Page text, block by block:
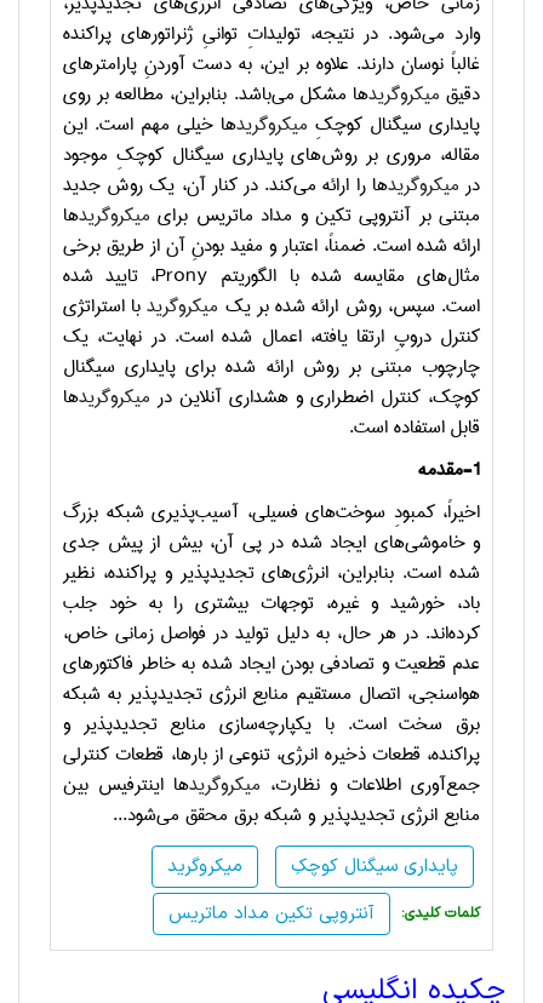
وارد می‌شود. در نتیجه، تولیداتِ توانیِ ژنراتورهای پراکنده
غالباً نوسان دارند. علاوه بر این، به دست آوردنِ پارامترهای
دقیق میکروگریدها مشکل می‌باشد. بنابراین، مطالعه بر روی
پایداری سیگنال کوچکِ میکروگریدها خیلی مهم است. این
مقاله، مروری بر روش‌های پایداری سیگنال کوچکِ موجود
درمیکروگریدها را ارائه می‌کند. در کنار آن، یک روش جدید
مبتنی بر آنتروپی تکین و مداد ماتریس برای میکروگریدها
ارائه شده است. ضمناً، اعتبار و مفید بودنِ آن از طریق برخی
مثال‌‌های مقایسه شده با الگوریتم Prony، تایید شده
است. سپس، روش ارائه شده بر یک میکروگریدبا استراتژی
کنترل دروپِ ارتقا یافته، اعمال شده است. در نهایت، یک
چارچوب مبتنی بر روش ارائه شده برای پایداری سیگنال
کوچک، کنترل اضطراری و هشداری آنلاین در میکروگریدها
قابل استفاده است.
1- مقدمه
اخیراً، کمبودِ سوخت‌های فسیلی، آسیب‌پذیری شبکه‌ بزرگ
و خاموشی‌های ایجاد شده در پی آن، بیش از پیش جدی
شده است. بنابراین، انرژی‌‌های تجدیدپذیر و پراکنده، نظیر
باد، خورشید و غیره، توجهات بیشتری را به خود جلب
کرده‌اند. در هر حال، به دلیل تولید در فواصل زمانی خاص،
عدم قطعیت و تصادفی بودن ایجاد شده به خاطر فاکتورهای
هواسنجی، اتصال مستقیم منابع انرژی تجدیدپذیر به شبکه
برق سخت است. با یکپارچه‌سازی منابع تجدیدپذیر و
پراکنده، قطعات ذخیره انرژی، تنوعی از بارها، قطعات کنترلی
جمع‌آوری اطلاعات و نظارت، میکروگریدها اینترفیس بین
منابع انرژی تجدیدپذیر و شبکه برق محقق می‌شود...
میکروگرید
پایداری سیگنال کوچکِ
آنتروپی تکین مداد ماتریس
:کلمات کلیدی
چکیده انگلیسی